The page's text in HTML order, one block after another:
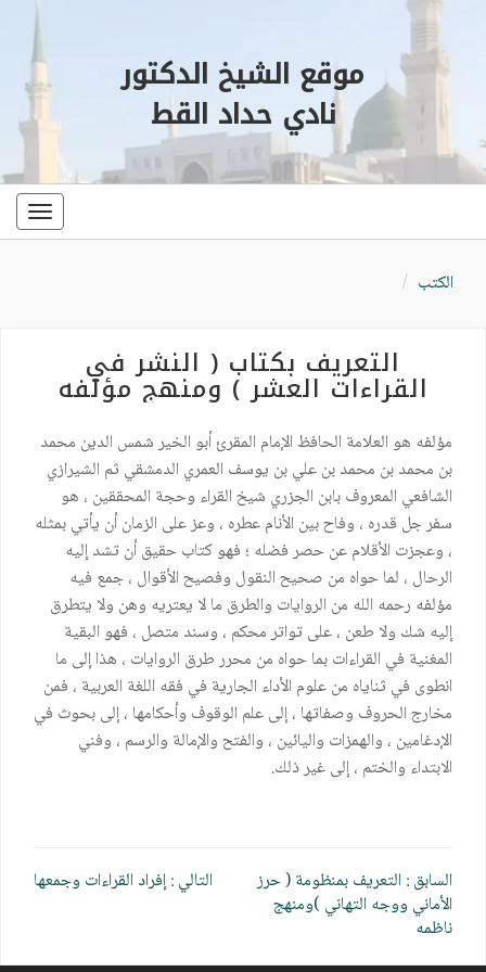
موقع الشيخ الدكتور
نادي حداد القط
الكتب
التعريف بكتاب ( النشر في
القراءات العشر ) ومنهج مؤلفه
مؤلفه هو العلامة الحافظ الإمام المقرئ أبو الخير شمس الدين محمد
بن محمد بن محمد بن علي بن يوسف العمري الدمشقي ثم الشيرازي
الشافعي المعروف بابن الجزري شيخ القراء وحجة المحققين ، هو
سفر جل قدره ، وفاح بين الأنام عطره ، وعز على الزمان أن يأتي بمثله
، وعجزت الأقلام عن حصر فضله ؛ فهو كتاب حقيق أن تشد إليه
الرحال ، لما حواه من صحيح النقول وفصيح الأقوال ، جمع فيه
مؤلفه رحمه الله من الروايات والطرق ما لا يعتريه وهن ولا يتطرق
إليه شك ولا طعن ، على تواتر محكم ، وسند متصل ، فهو البقية
المغنية في القراءات بما حواه من محرر طرق الروايات ، هذا إلى ما
انطوى في ثناياه من علوم الأداء الجارية في فقه اللغة العربية ، فمن
مخارج الحروف وصفاتها ، إلى علم الوقوف وأحكامها ، إلى بحوث في
الإدغامين ، والهمزات واليائين ، والفتح والإمالة والرسم ، وفني
الابتداء والختم ، إلى غير ذلك.
تصفّح
المقالات
السابق : التعريف بمنظومة ( حرز
الأماني ووجه التهاني )ومنهج
ناظمه
التالي :إفراد القراءات وجمعها